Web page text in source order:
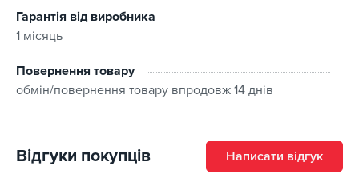
Гарантія від виробника
1 місяць
Повернення товару
обмін/повернення товару впродовж 14 днів
Відгуки покупців Написати відгук